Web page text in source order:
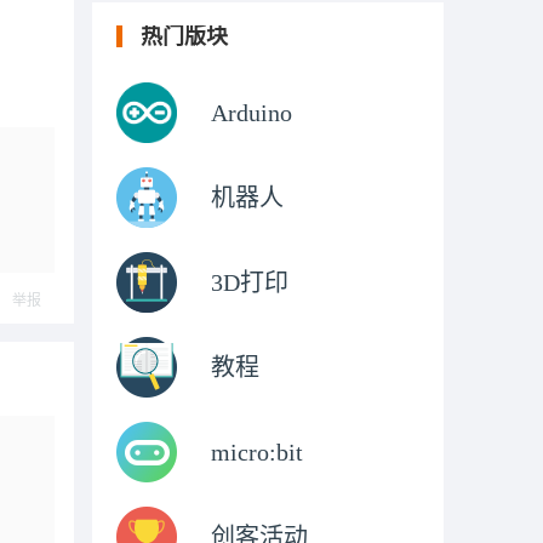
举报
热门版块
Arduino
机器人
3D打印
教程
micro:bit
创客活动